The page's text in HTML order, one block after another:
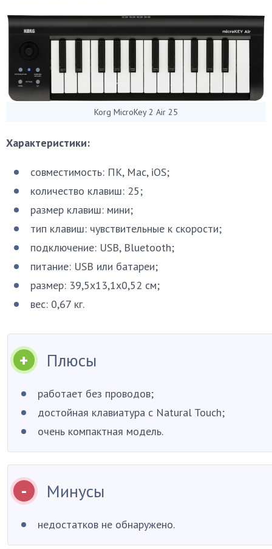
Korg MicroKey 2 Air 25
Характеристики:
совместимость: ПК, Mac, iOS;
количество клавиш: 25;
размер клавиш: мини;
тип клавиш: чувствительные к скорости;
подключение: USB, Bluetooth;
питание: USB или батареи;
размер: 39,5х13,1х0,52 см;
вес: 0,67 кг.
Плюсы
работает без проводов;
достойная клавиатура с Natural Touch;
очень компактная модель.
Минусы
недостатков не обнаружено.